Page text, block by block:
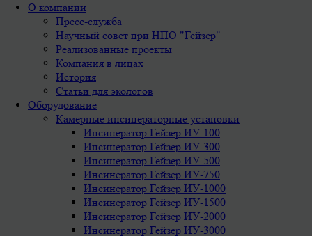
О компании
Пресс-служба
Научный совет при НПО "Гейзер"
Реализованные проекты
Компания в лицах
История
Статьи для экологов
Оборудование
Камерные инсинераторные установки
Инсинератор Гейзер ИУ-100
Инсинератор Гейзер ИУ-300
Инсинератор Гейзер ИУ-500
Инсинератор Гейзер ИУ-750
Инсинератор Гейзер ИУ-1000
Инсинератор Гейзер ИУ-1500
Инсинератор Гейзер ИУ-2000
Инсинератор Гейзер ИУ-3000